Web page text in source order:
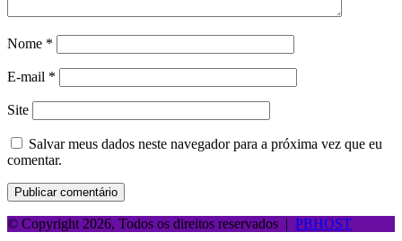
Nome *
E-mail *
Site
Salvar meus dados neste navegador para a próxima vez que eu
comentar.
© Copyright 2026, Todos os direitos reservados | PBHOST